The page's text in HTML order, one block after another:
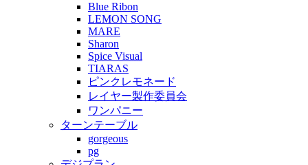
Blue Ribon
LEMON SONG
MARE
Sharon
Spice Visual
TIARAS
ピンクレモネード
レイヤー製作委員会
ワンパニー
ターンテーブル
gorgeous
pg